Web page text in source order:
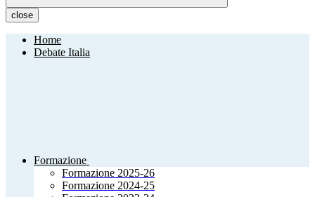
close
Home
Debate Italia
Formazione
Formazione 2025-26
Formazione 2024-25